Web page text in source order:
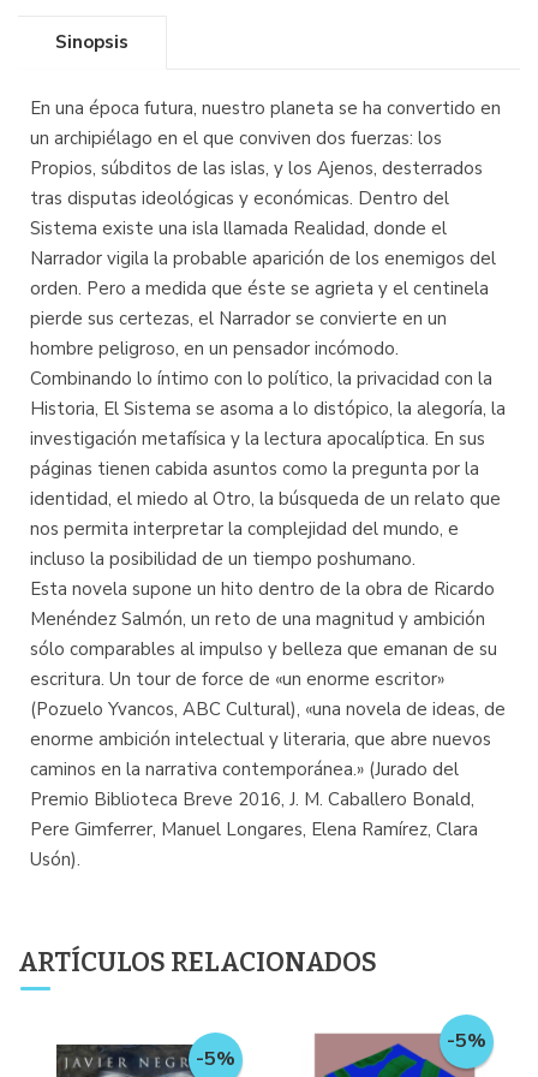
Sinopsis
En una época futura, nuestro planeta se ha convertido en
un archipiélago en el que conviven dos fuerzas: los
Propios, súbditos de las islas, y los Ajenos, desterrados
tras disputas ideológicas y económicas. Dentro del
Sistema existe una isla llamada Realidad, donde el
Narrador vigila la probable aparición de los enemigos del
orden. Pero a medida que éste se agrieta y el centinela
pierde sus certezas, el Narrador se convierte en un
hombre peligroso, en un pensador incómodo.
Combinando lo íntimo con lo político, la privacidad con la
Historia, El Sistema se asoma a lo distópico, la alegoría, la
investigación metafísica y la lectura apocalíptica. En sus
páginas tienen cabida asuntos como la pregunta por la
identidad, el miedo al Otro, la búsqueda de un relato que
nos permita interpretar la complejidad del mundo, e
incluso la posibilidad de un tiempo poshumano.
Esta novela supone un hito dentro de la obra de Ricardo
Menéndez Salmón, un reto de una magnitud y ambición
sólo comparables al impulso y belleza que emanan de su
escritura. Un tour de force de «un enorme escritor»
(Pozuelo Yvancos, ABC Cultural), «una novela de ideas, de
enorme ambición intelectual y literaria, que abre nuevos
caminos en la narrativa contemporánea.» (Jurado del
Premio Biblioteca Breve 2016, J. M. Caballero Bonald,
Pere Gimferrer, Manuel Longares, Elena Ramírez, Clara
Usón).
ARTÍCULOS RELACIONADOS
-5%
-5%